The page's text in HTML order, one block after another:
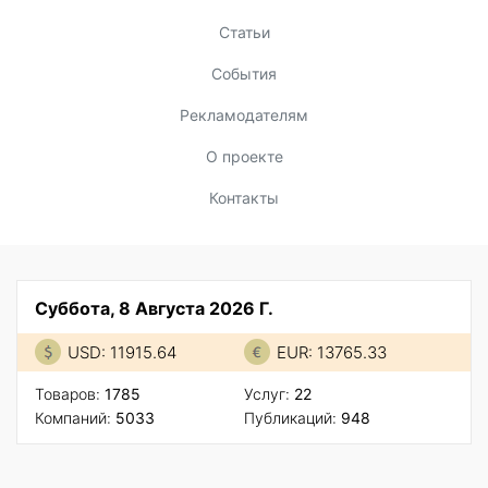
Статьи
События
Рекламодателям
О проекте
Контакты
Суббота, 8 Августа 2026 Г.
USD: 11915.64 EUR: 13765.33
Товаров: 1785
Компаний: 5033
Услуг: 22
Публикаций: 948